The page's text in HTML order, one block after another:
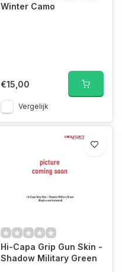
Winter Camo
€15,00
Vergelijk
Hi-Capa Grip Gun Skin -
Shadow Military Green